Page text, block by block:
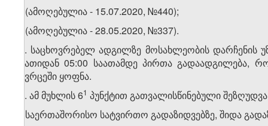
5. (ამოღებულია - 15.07.2020, №440);
(ამოღებულია - 28.05.2020, №337).
. საცხოვრებელ ადგილზე მოსახლეობის დარჩენის
საათიდან 05:00 საათამდე პირთა გადაადგილება,
სივრცეში ყოფნა.
. ამ მუხლის 6​1 პუნქტით გათვალისწინებული
ა) საერთაშორისო სატვირთო გადაზიდვებზე, შიდა